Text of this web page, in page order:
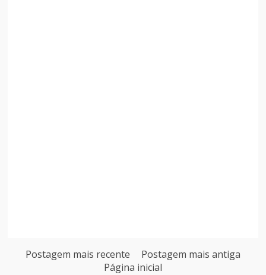
Postagem mais recente
Postagem mais antiga
Página inicial